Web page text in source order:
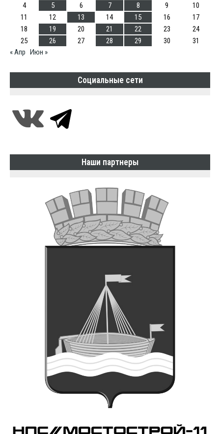
4
5 6 7 8 9
10
11
12 13 14 15 16
17
18
19 20 21 22 23
24
25
26 27 28 29 30
31
« Апр Июн »
Социальные сети
Наши партнеры